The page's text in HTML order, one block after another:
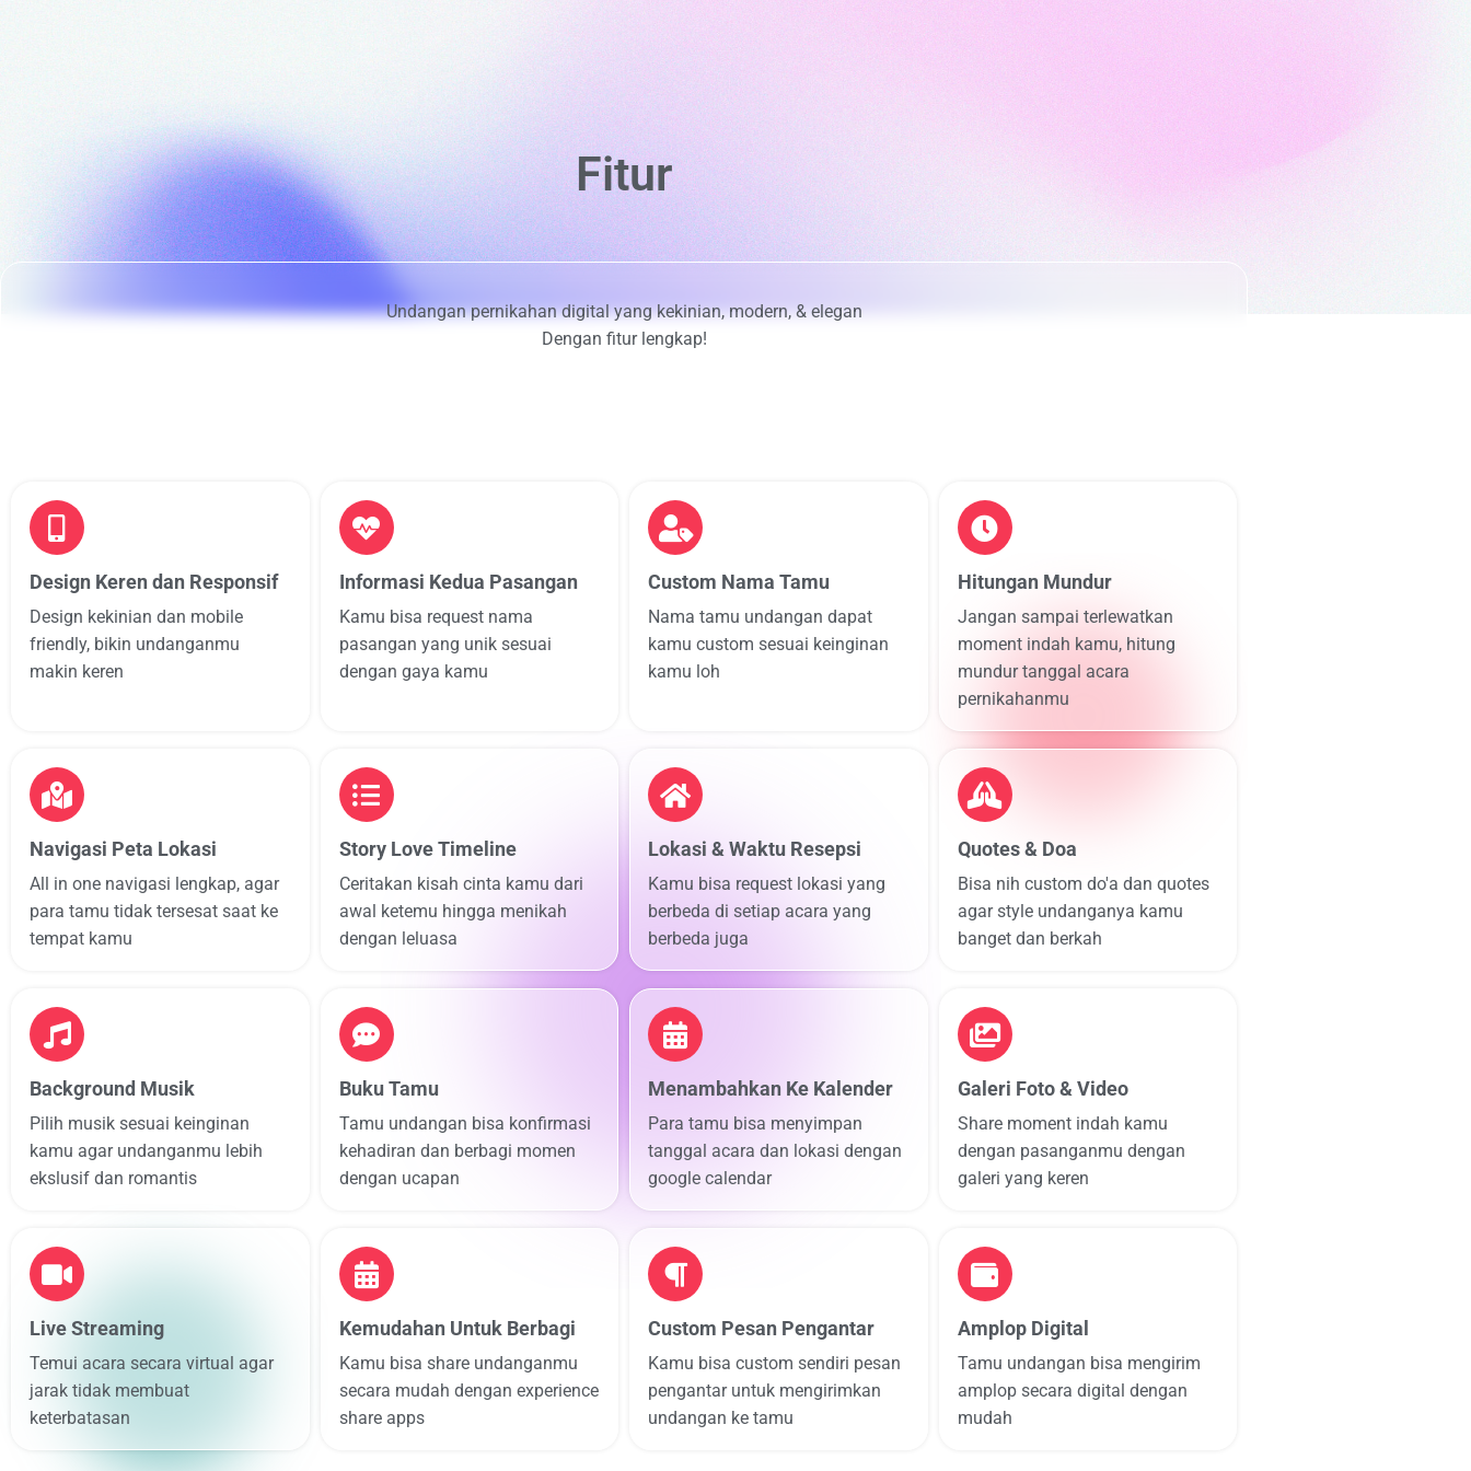
Beranda Tema
Fitur
Undangan pernikahan digital yang kekinian, modern, & elegan
Dengan fitur lengkap!
Design Keren dan Responsif
Design kekinian dan mobile
friendly, bikin undanganmu
makin keren
Informasi Kedua Pasangan
Kamu bisa request nama
pasangan yang unik sesuai
dengan gaya kamu
Custom Nama Tamu
Nama tamu undangan dapat
kamu custom sesuai keinginan
kamu loh
Hitungan Mundur
Jangan sampai terlewatkan
moment indah kamu, hitung
mundur tanggal acara
pernikahanmu
Navigasi Peta Lokasi
All in one navigasi lengkap, agar
para tamu tidak tersesat saat ke
tempat kamu
Story Love Timeline
Ceritakan kisah cinta kamu dari
awal ketemu hingga menikah
dengan leluasa
Lokasi & Waktu Resepsi
Kamu bisa request lokasi yang
berbeda di setiap acara yang
berbeda juga
Quotes & Doa
Bisa nih custom do'a dan quotes
agar style undanganya kamu
banget dan berkah
Background Musik
Pilih musik sesuai keinginan
kamu agar undanganmu lebih
ekslusif dan romantis
Buku Tamu
Tamu undangan bisa konfirmasi
kehadiran dan berbagi momen
dengan ucapan
Menambahkan Ke Kalender
Para tamu bisa menyimpan
tanggal acara dan lokasi dengan
google calendar
Galeri Foto & Video
Share moment indah kamu
dengan pasanganmu dengan
galeri yang keren
Live Streaming
Temui acara secara virtual agar
jarak tidak membuat
keterbatasan
Kemudahan Untuk Berbagi
Kamu bisa share undanganmu
secara mudah dengan experience
share apps
Custom Pesan Pengantar
Kamu bisa custom sendiri pesan
pengantar untuk mengirimkan
undangan ke tamu
Amplop Digital
Tamu undangan bisa mengirim
amplop secara digital dengan
mudah